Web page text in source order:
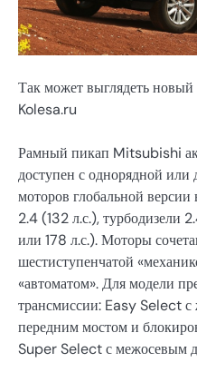
Так может выглядеть
Kolesa.ru
Рамный пикап Mitsubishi
доступен с однорядной
моторов глобальной
2.4 (132 л.с.), турбодизели
или 178 л.с.). Моторы
шестиступенчатой
«автоматом». Для модели
трансмиссии: Easy Select
передним мостом и
Super Select с межосевым